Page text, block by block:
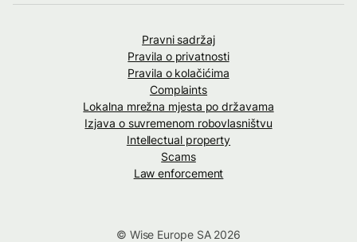
Pravni sadržaj
Pravila o privatnosti
Pravila o kolačićima
Complaints
Lokalna mrežna mjesta po državama
Izjava o suvremenom robovlasništvu
Intellectual property
Scams
Law enforcement
© Wise Europe SA 2026